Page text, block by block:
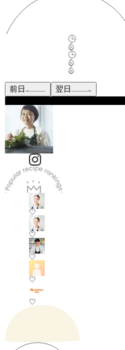
前日 翌日